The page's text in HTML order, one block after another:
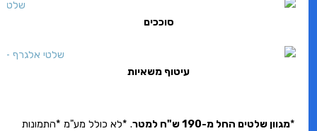
סוככים
עיטוף משאיות
מגוון שלטים החל מ-190 ש"ח למטר
. *לא כולל מע"מ *התמונות